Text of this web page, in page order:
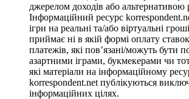
джерелом доходів або альтернативою
Інформаційний ресурс
ігри на реальні та/або віртуальні
приймає ні в якій формі оплату
платежів, які пов’язані/можуть бути
азартними іграми, букмекерами чи
які матеріали на інформаційному
korrespondent.net публікуються
інформаційних цілях.